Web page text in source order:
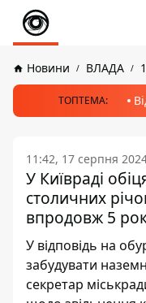
Новини ВЛАДА
ТОПТЕМА:
11:42, 17 серпня
У Київраді
столичних
впродовж 5
У відповідь на
забудувати
секретар